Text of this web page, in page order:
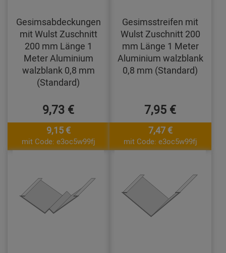
Gesimsabdeckungen
mit Wulst Zuschnitt
200 mm Länge 1
Meter Aluminium
walzblank 0,8 mm
(Standard)
9,73 €
9,15 €
mit Code: e3oc5w99fj
Gesimsstreifen mit
Wulst Zuschnitt 200
mm Länge 1 Meter
Aluminium walzblank
0,8 mm (Standard)
7,95 €
7,47 €
mit Code: e3oc5w99fj